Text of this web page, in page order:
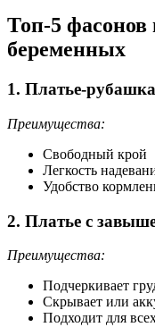
Топ-5 фасонов
беременных
1. Платье-рубашка
Преимущества:
Свободный крой
Легкость
Удобство
2. Платье с
Преимущества:
Подчеркивает
Скрывает или
Подходит для